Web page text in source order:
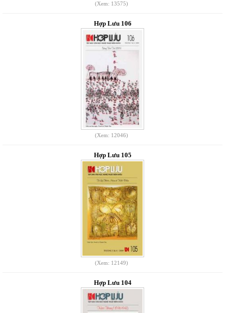
(Xem: 13575)
Hợp Lưu 106
(Xem: 12046)
Hợp Lưu 105
(Xem: 12149)
Hợp Lưu 104